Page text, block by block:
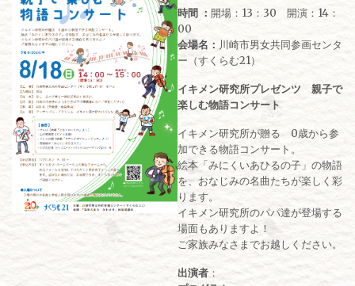
時間 ： 開場：13：30 開演：14：
00
会場名： 川崎市男女共同参画センタ
ー（すくらむ21）
イキメン研究所プレゼンツ 親子で
楽しむ物語コンサート
イキメン研究所が贈る 0歳から参
加できる物語コンサート。
絵本「みにくいあひるの子」の物語
を、おなじみの名曲たちが楽しく彩
ります。
イキメン研究所のパパ達が登場する
場面もありますよ！
ご家族みなさまでお越しください。
出演者 ：